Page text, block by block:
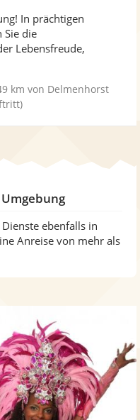
In prächtigen
Sie die
Lebensfreude,
km von Delmenhorst
ebenfalls in
Anreise von mehr als